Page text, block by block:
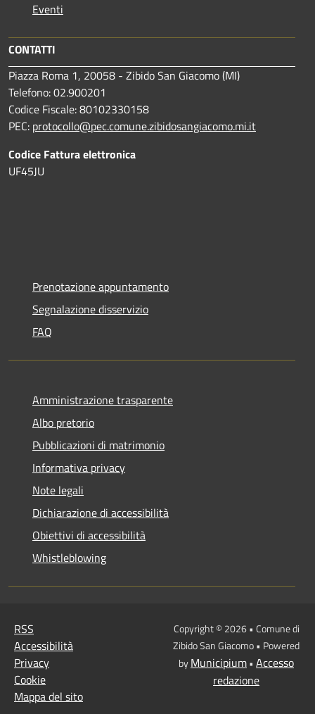
Eventi
CONTATTI
Piazza Roma 1, 20058 - Zibido San Giacomo (MI)
Telefono: 02.900201
Codice Fiscale: 80102330158
PEC: protocollo@pec.comune.zibidosangiacomo.mi.it
Codice Fattura elettronica
UF45JU
Prenotazione appuntamento
Segnalazione disservizio
FAQ
Amministrazione trasparente
Albo pretorio
Pubblicazioni di matrimonio
Informativa privacy
Note legali
Dichiarazione di accessibilità
Obiettivi di accessibilità
Whistleblowing
RSS
Accessibilità
Privacy
Cookie
Mappa del sito
Copyright © 2026 • Comune di
Zibido San Giacomo • Powered
byMunicipium• Accesso
redazione